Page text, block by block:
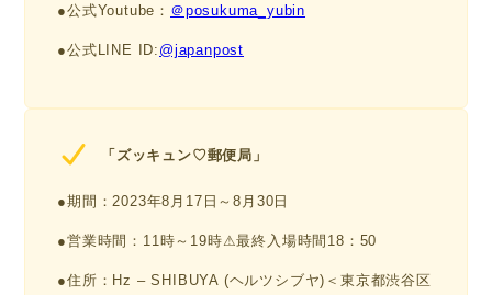
●公式Youtube： ＠posukuma_yubin
●公式LINE ID: @japanpost
「ズッキュン♡郵便局」
●期間：2023年8月17日～8月30日
●営業時間：11時～19時⚠最終入場時間18：50
●住所：Hz – SHIBUYA (ヘルツシブヤ)＜東京都渋谷区